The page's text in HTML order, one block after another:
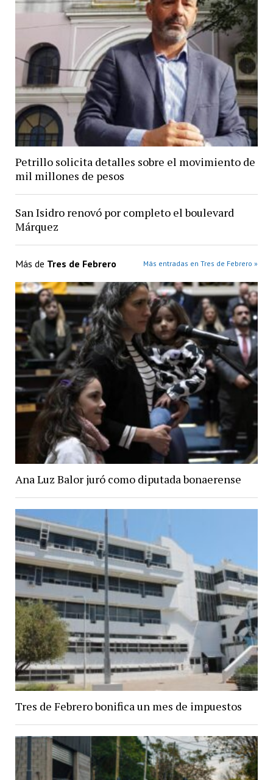
Petrillo solicita detalles sobre el movimiento de
mil millones de pesos
San Isidro renovó por completo el boulevard
Márquez
Más de Tres de Febrero Más entradas en Tres de Febrero »
Ana Luz Balor juró como diputada bonaerense
Tres de Febrero bonifica un mes de impuestos